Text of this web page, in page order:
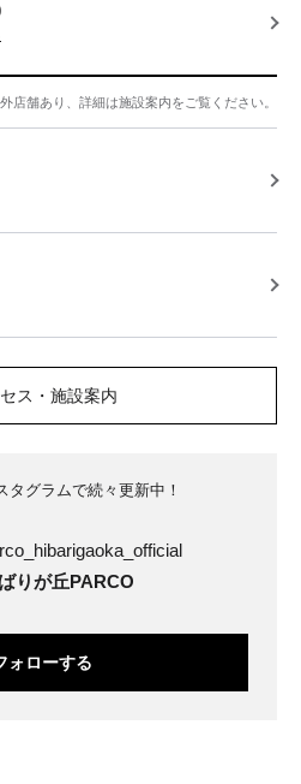
店舗あり、詳細は施設案内をご覧ください。
ス・施設案内
タグラムで続々更新中！
りが丘PARCO
ォローする